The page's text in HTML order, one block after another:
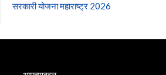
सरकारी योजना महाराष्ट्र 2026